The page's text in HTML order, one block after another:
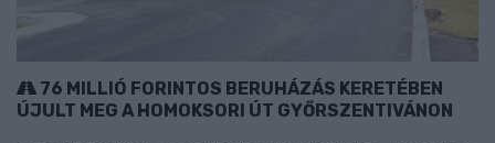
76 MILLIÓ FORINTOS BERUHÁZÁS KERETÉBEN
ÚJULT MEG A HOMOKSORI ÚT GYŐRSZENTIVÁNON